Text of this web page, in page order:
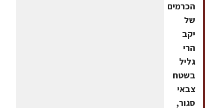
הכרמים
של
יקב
הרי
גליל
בשטח
צבאי
סגור,